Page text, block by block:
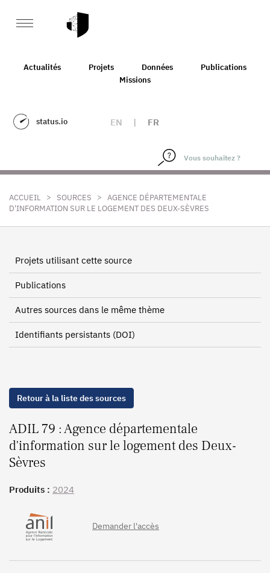
Actualités Projets Données
Publications
Missions
status.io EN | FR
ACCUEIL > SOURCES > AGENCE DÉPARTEMENTALE
D'INFORMATION SUR LE LOGEMENT DES DEUX-SÈVRES
Projets utilisant cette source
Publications
Autres sources dans le même thème
Identifiants persistants (DOI)
Retour à la liste des sources
ADIL 79 : Agence départementale
d'information sur le logement des Deux-
Sèvres
Produits : 2024
Demander l'accès